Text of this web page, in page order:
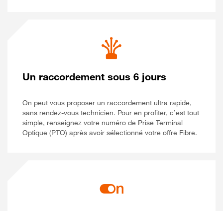
Un raccordement sous 6 jours
On peut vous proposer un raccordement ultra rapide,
sans rendez-vous technicien. Pour en profiter, c’est tout
simple, renseignez votre numéro de Prise Terminal
Optique (PTO) après avoir sélectionné votre offre Fibre.